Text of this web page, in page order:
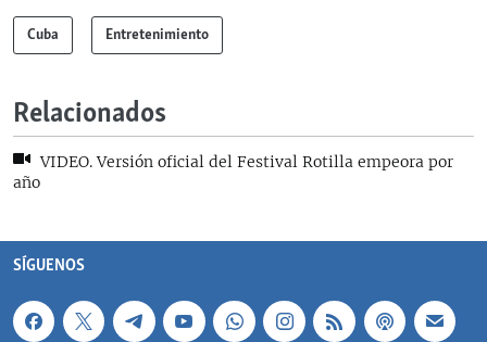
Cuba Entretenimiento
Relacionados
VIDEO. Versión oficial del Festival Rotilla empeora por
año
SÍGUENOS